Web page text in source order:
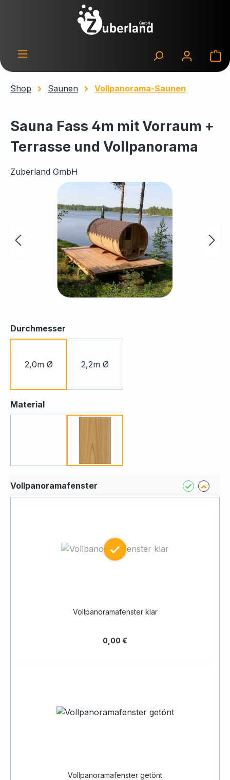
Zum Hauptinhalt springen
Shop Saunen Vollpanorama-Saunen
Sauna Fass 4m mit Vorraum +
Terrasse und Vollpanorama
Zuberland GmbH
Bildergalerie überspringen
Durchmesser
2,0m Ø 2,2m Ø
Materialauswählen
Vollpanoramafenster
Vollpanoramafenster klar
0,00 €
Vollpanoramafenster getönt